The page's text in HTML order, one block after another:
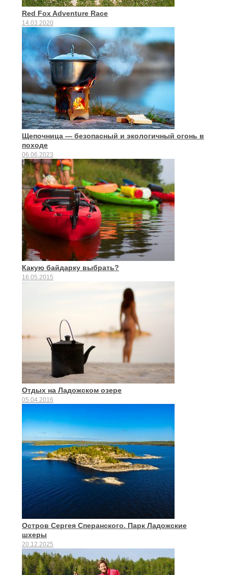
Red Fox Adventure Race
14.03.2020
Щепочница — безопасный и экологичный огонь в
походе
06.06.2023
Какую байдарку выбрать?
16.05.2015
Отдых на Ладожском озере
05.04.2016
Остров Сергея Сперанского. Парк Ладожские
шхеры
20.12.2025